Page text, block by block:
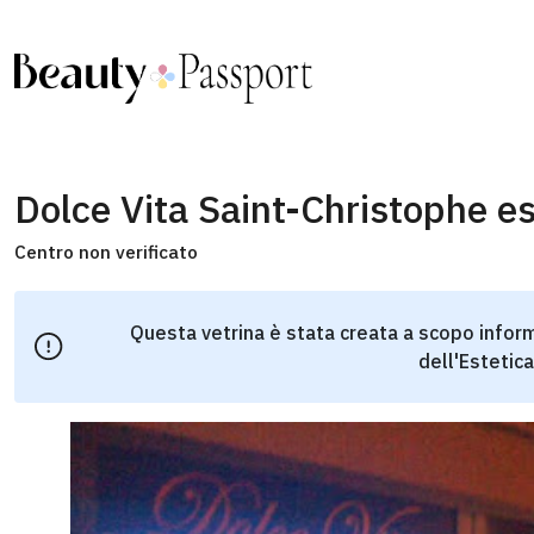
Dolce Vita Saint-Christophe
Centro non verificato
Questa vetrina è stata creata a scopo